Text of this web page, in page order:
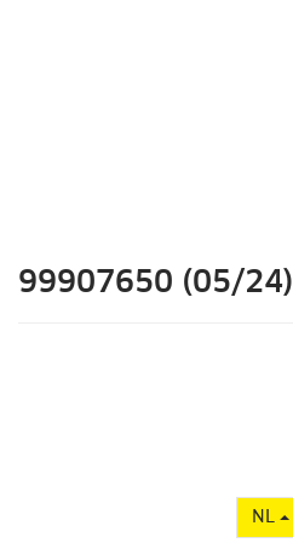
99907650 (05/24)
NL